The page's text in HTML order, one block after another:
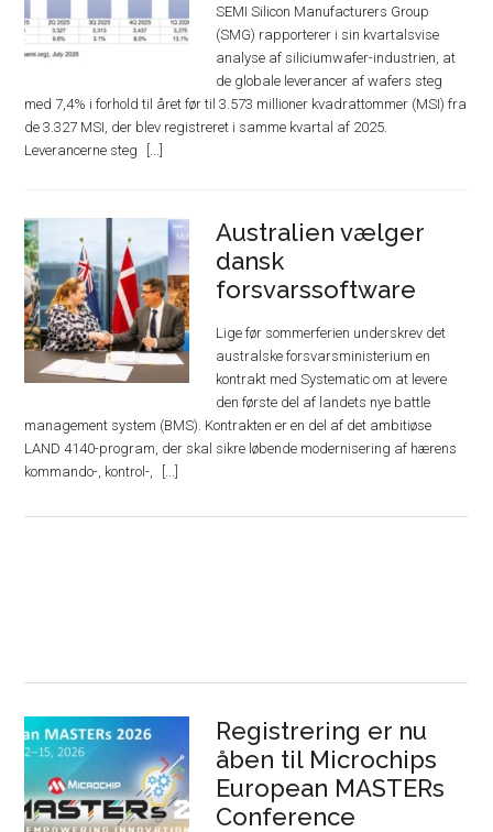
SEMI Silicon Manufacturers Group
(SMG) rapporterer i sin kvartalsvise
analyse af siliciumwafer-industrien, at
de globale leverancer af wafers steg
med 7,4% i forhold til året før til 3.573 millioner kvadrattommer (MSI) fra
de 3.327 MSI, der blev registreret i samme kvartal af 2025.
Leverancerne steg
Australien vælger
dansk
forsvarssoftware
Lige før sommerferien underskrev det
australske forsvarsministerium en
kontrakt med Systematic om at levere
den første del af landets nye battle
management system (BMS). Kontrakten er en del af det ambitiøse
LAND 4140-program, der skal sikre løbende modernisering af hærens
kommando-, kontrol-,
Registrering er nu
åben til Microchips
European MASTERs
Conference